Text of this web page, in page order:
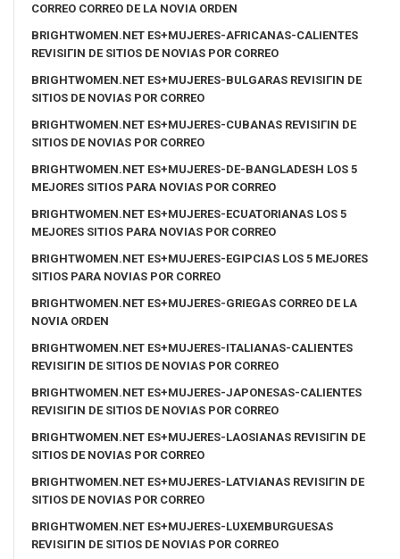
CORREO CORREO DE LA NOVIA ORDEN
BRIGHTWOMEN.NET ES+MUJERES-AFRICANAS-CALIENTES
REVISIГІN DE SITIOS DE NOVIAS POR CORREO
BRIGHTWOMEN.NET ES+MUJERES-BULGARAS REVISIГІN DE
SITIOS DE NOVIAS POR CORREO
BRIGHTWOMEN.NET ES+MUJERES-CUBANAS REVISIГІN DE
SITIOS DE NOVIAS POR CORREO
BRIGHTWOMEN.NET ES+MUJERES-DE-BANGLADESH LOS 5
MEJORES SITIOS PARA NOVIAS POR CORREO
BRIGHTWOMEN.NET ES+MUJERES-ECUATORIANAS LOS 5
MEJORES SITIOS PARA NOVIAS POR CORREO
BRIGHTWOMEN.NET ES+MUJERES-EGIPCIAS LOS 5 MEJORES
SITIOS PARA NOVIAS POR CORREO
BRIGHTWOMEN.NET ES+MUJERES-GRIEGAS CORREO DE LA
NOVIA ORDEN
BRIGHTWOMEN.NET ES+MUJERES-ITALIANAS-CALIENTES
REVISIГІN DE SITIOS DE NOVIAS POR CORREO
BRIGHTWOMEN.NET ES+MUJERES-JAPONESAS-CALIENTES
REVISIГІN DE SITIOS DE NOVIAS POR CORREO
BRIGHTWOMEN.NET ES+MUJERES-LAOSIANAS REVISIГІN DE
SITIOS DE NOVIAS POR CORREO
BRIGHTWOMEN.NET ES+MUJERES-LATVIANAS REVISIГІN DE
SITIOS DE NOVIAS POR CORREO
BRIGHTWOMEN.NET ES+MUJERES-LUXEMBURGUESAS
REVISIГІN DE SITIOS DE NOVIAS POR CORREO